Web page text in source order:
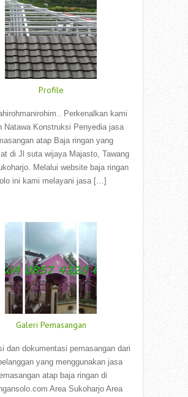
Profile
Perkenalkan kami
Natawa Konstruksi Penyedia jasa
atap Baja ringan yang
di Jl suta wijaya Majasto, Tawang
Melalui website baja ringan
ini kami melayani jasa […]
Galeri Pemasangan
dan dokumentasi pemasangan dari
yang menggunakan jasa
atap baja ringan di
Area Sukoharjo Area